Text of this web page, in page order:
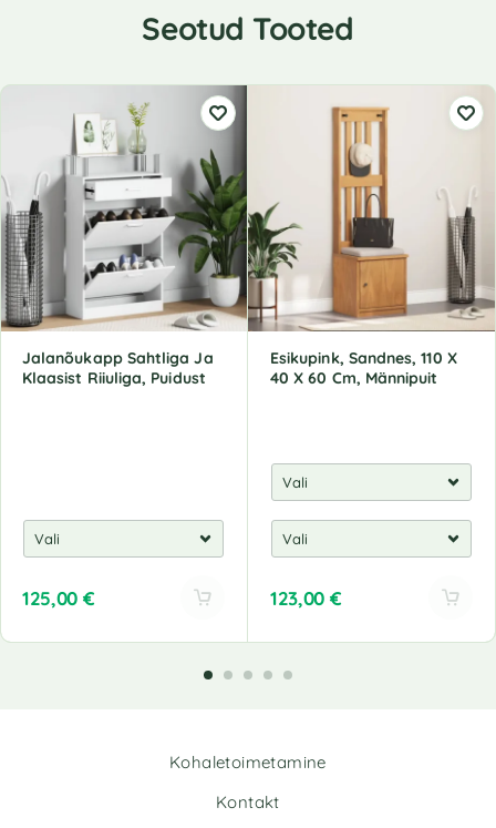
Seotud Tooted
Jalanõukapp Sahtliga Ja
Klaasist Riiuliga, Puidust
125,00 €
Esikupink, Sandnes, 110 X
40 X 60 Cm, Männipuit
123,00 €
t
a
t
Kohaletoimetamine
Kontakt